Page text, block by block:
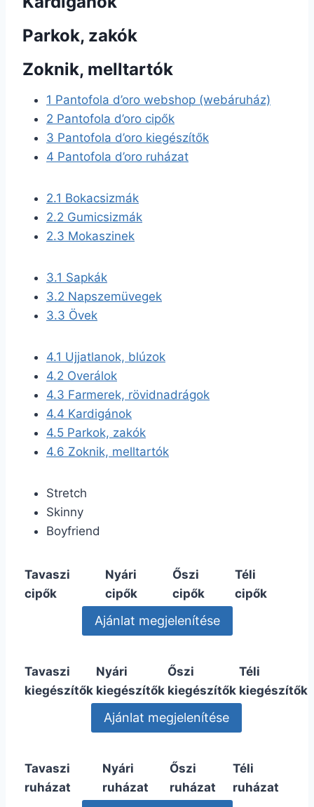
Parkok, zakók
Zoknik, melltartók
1 Pantofola d’oro webshop (webáruház)
2 Pantofola d’oro cipők
3 Pantofola d’oro kiegészítők
4 Pantofola d’oro ruházat
2.1 Bokacsizmák
2.2 Gumicsizmák
2.3 Mokaszinek
3.1 Sapkák
3.2 Napszemüvegek
3.3 Övek
4.1 Ujjatlanok, blúzok
4.2 Overálok
4.3 Farmerek, rövidnadrágok
4.4 Kardigánok
4.5 Parkok, zakók
4.6 Zoknik, melltartók
Stretch
Skinny
Boyfriend
Tavaszi
cipők
Nyári
cipők
Őszi
cipők
Téli
cipők
Tavaszi
kiegészítők
Nyári
kiegészítők
Őszi
kiegészítők
Téli
kiegészítők
Tavaszi
ruházat
Nyári
ruházat
Őszi
ruházat
Téli
ruházat